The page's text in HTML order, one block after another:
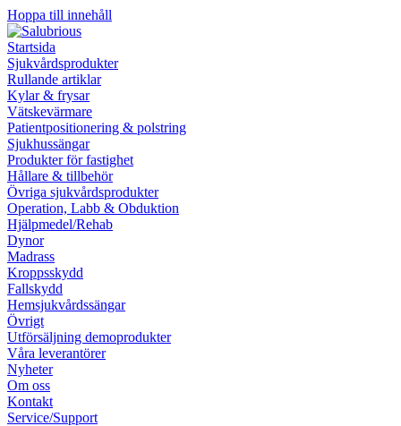
Hoppa till innehåll
Startsida
Sjukvårdsprodukter
Rullande artiklar
Kylar & frysar
Vätskevärmare
Patientpositionering & polstring
Sjukhussängar
Produkter för fastighet
Hållare & tillbehör
Övriga sjukvårdsprodukter
Operation, Labb & Obduktion
Hjälpmedel/Rehab
Dynor
Madrass
Kroppsskydd
Fallskydd
Hemsjukvårdssängar
Övrigt
Utförsäljning demoprodukter
Våra leverantörer
Nyheter
Om oss
Kontakt
Service/Support